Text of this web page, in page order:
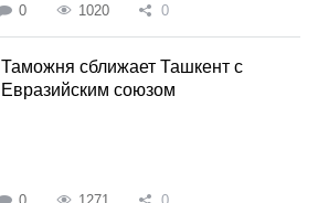
0 1020 0
Таможня сближает Ташкент с
Евразийским союзом